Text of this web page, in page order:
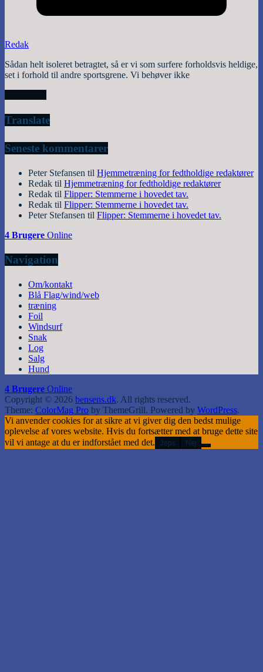
Redak
Sådan helt isoleret betragtet, så er vi som surfere forholdsvis heldige,
set i forhold til andre sportsgrene. Vi behøver ikke
Translate
Seneste kommentarer
Peter Stefansen til Hjemmetræning for fedtholdige redaktører
Redak til Hjemmetræning for fedtholdige redaktører
Redak til Flipper: Stemmerne i hovedet tav.
Redak til Flipper: Stemmerne i hovedet tav.
Peter Stefansen til Flipper: Stemmerne i hovedet tav.
4 Brugere Online
Navigation
Om/kontakt
Blå Flag/wind/web
træning
Foil
Windsurf
Snak
Log
Salg
Hund
4 Brugere Online
Copyright © 2026 bensens.dk. All rights reserved.
Theme: ColorMag Pro by ThemeGrill. Powered by WordPress.
Vi anvender cookies for at sikre at vi giver dig den bedst mulige
oplevelse af vores website. Hvis du fortsætter med at bruge dette site
vil vi antage at du er indforstået med det. Jeps Nej